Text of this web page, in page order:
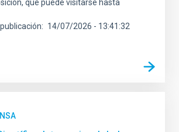
que puede visitarse hasta
14/07/2026 - 13:41:32